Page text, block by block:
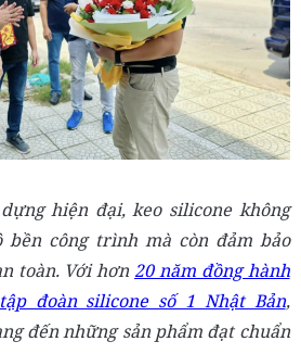
hiện đại, keo silicone không
công trình mà còn đảm bảo
toàn. Với hơn 20 năm đồng hành
đoàn silicone số 1 Nhật Bản,
đến những sản phẩm đạt chuẩn